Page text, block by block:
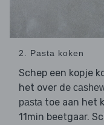
2. Pasta koken
Schep een kopje
het over de
pasta toe aan het
11min beetgaar.